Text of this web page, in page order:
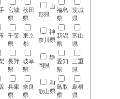
宮城
県
秋田
県
山
形県
福島
県
茨城
県
千葉
県
東京
都
神
奈川県
新潟
県
富山
県
長野
県
岐阜
県
静
岡県
愛知
県
三重
県
兵庫
県
奈良
県
和
歌山県
鳥取
県
島根
県